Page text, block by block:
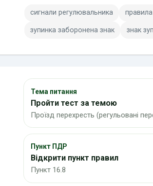
сигнали регулювальника
зупинка заборонена знак знак
Тема питання
Пройти тест за темою
Проїзд перехресть (регульовані
Пункт ПДР
Відкрити пункт правил
Пункт 16.8